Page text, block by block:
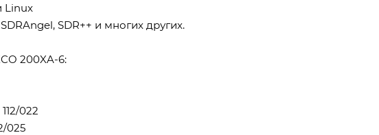
Linux
SDR++ и многих других.
200XA-6:
022
025